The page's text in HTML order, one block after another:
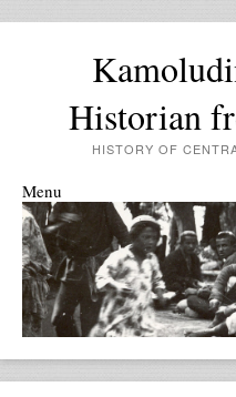
Historian
HISTORY OF
Menu
Skip to content